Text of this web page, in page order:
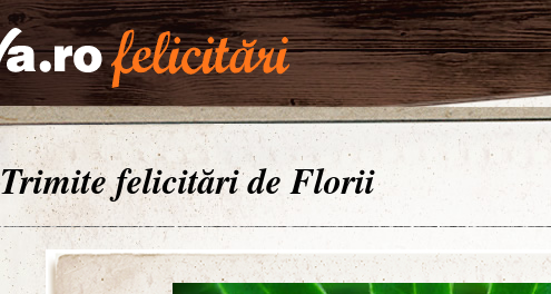
Trimite felicitări de Florii